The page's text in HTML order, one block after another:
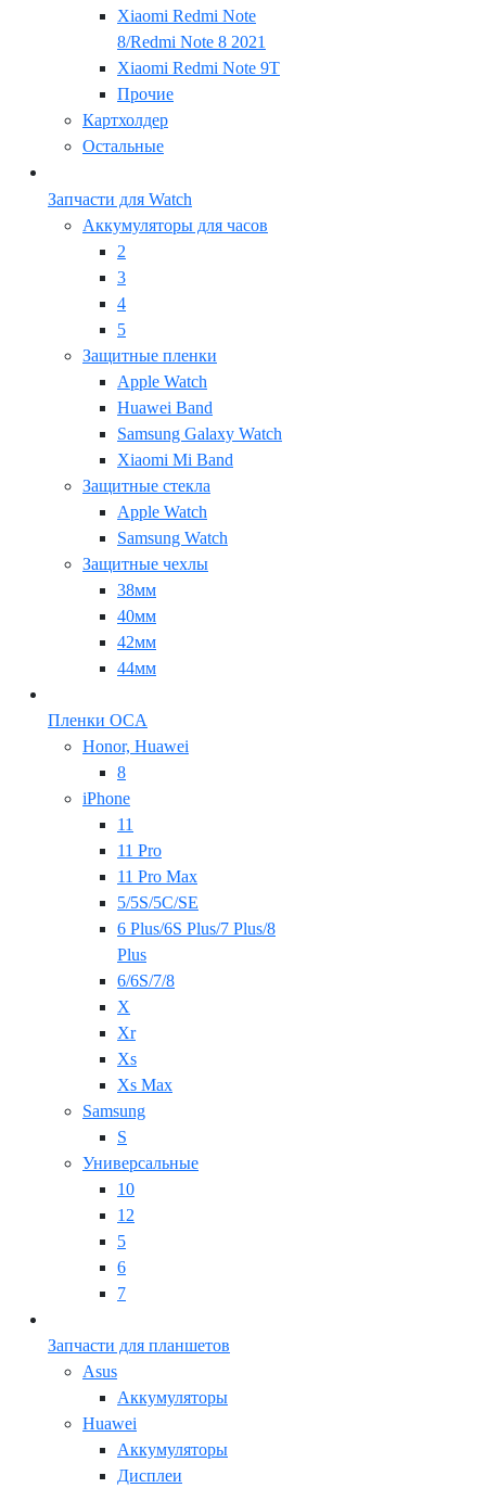
Xiaomi Redmi Note
8/Redmi Note 8 2021
Xiaomi Redmi Note 9T
Прочие
Картхолдер
Остальные
Запчасти для Watch
Аккумуляторы для часов
2
3
4
5
Защитные пленки
Apple Watch
Huawei Band
Samsung Galaxy Watch
Xiaomi Mi Band
Защитные стекла
Apple Watch
Samsung Watch
Защитные чехлы
38мм
40мм
42мм
44мм
Пленки OCA
Honor, Huawei
8
iPhone
11
11 Pro
11 Pro Max
5/5S/5C/SE
6 Plus/6S Plus/7 Plus/8
Plus
6/6S/7/8
X
Xr
Xs
Xs Max
Samsung
S
Универсальные
10
12
5
6
7
Запчасти для планшетов
Asus
Аккумуляторы
Huawei
Аккумуляторы
Дисплеи